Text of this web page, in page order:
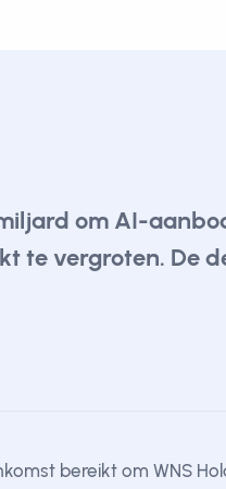
om AI-
te vergroten. De
bereikt om WNS